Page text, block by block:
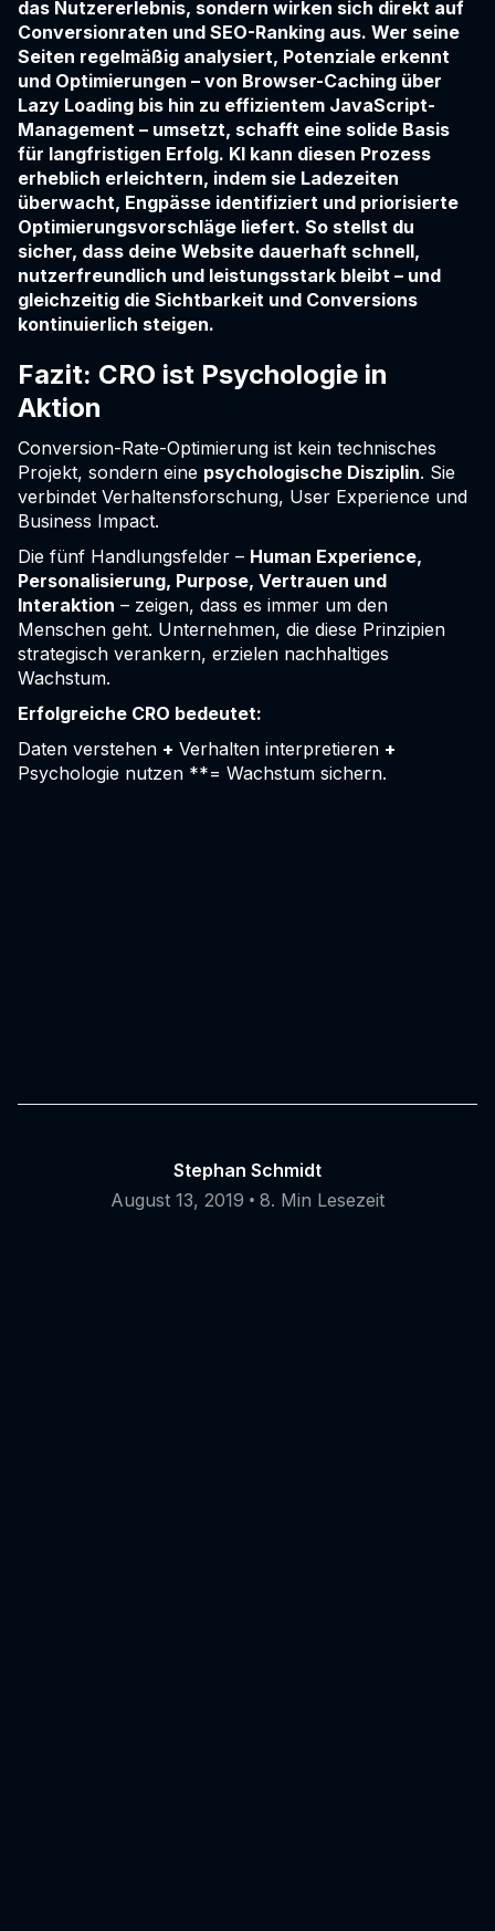
das Nutzererlebnis, sondern wirken sich direkt auf
Conversionraten und SEO-Ranking aus. Wer seine
Seiten regelmäßig analysiert, Potenziale erkennt
und Optimierungen – von Browser-Caching über
Lazy Loading bis hin zu effizientem JavaScript-
Management – umsetzt, schafft eine solide Basis
für langfristigen Erfolg. KI kann diesen Prozess
erheblich erleichtern, indem sie Ladezeiten
überwacht, Engpässe identifiziert und priorisierte
Optimierungsvorschläge liefert. So stellst du
sicher, dass deine Website dauerhaft schnell,
nutzerfreundlich und leistungsstark bleibt – und
gleichzeitig die Sichtbarkeit und Conversions
kontinuierlich steigen.
Fazit: CRO ist Psychologie in
Aktion
Conversion-Rate-Optimierung ist kein technisches
Projekt, sondern eine psychologische Disziplin. Sie
verbindet Verhaltensforschung, User Experience und
Business Impact.
Die fünf Handlungsfelder – Human Experience,
Personalisierung, Purpose, Vertrauen und
Interaktion – zeigen, dass es immer um den
Menschen geht. Unternehmen, die diese Prinzipien
strategisch verankern, erzielen nachhaltiges
Wachstum.
Erfolgreiche CRO bedeutet:
Daten verstehen + Verhalten interpretieren +
Psychologie nutzen **= Wachstum sichern.
Stephan Schmidt
August 13, 2019 • 8. Min Lesezeit